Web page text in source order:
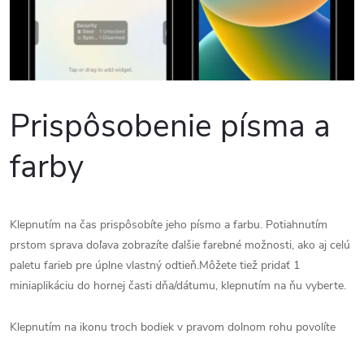
Prispôsobenie písma a
farby
Klepnutím na čas prispôsobíte jeho písmo a farbu. Potiahnutím
prstom sprava doľava zobrazíte ďalšie farebné možnosti, ako aj celú
paletu farieb pre úplne vlastný odtieň.Môžete tiež pridať 1
miniaplikáciu do hornej časti dňa/dátumu, klepnutím na ňu vyberte.
Klepnutím na ikonu troch bodiek v pravom dolnom rohu povolíte